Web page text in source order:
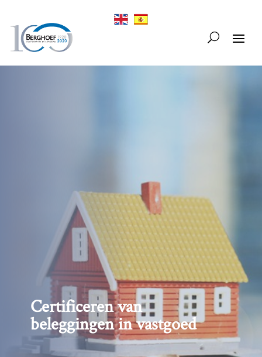
Certificeren van
beleggingen in vastgoed